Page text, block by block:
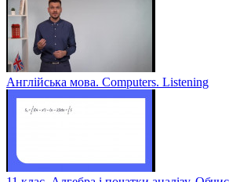
Англійська мова. Computers. Listening